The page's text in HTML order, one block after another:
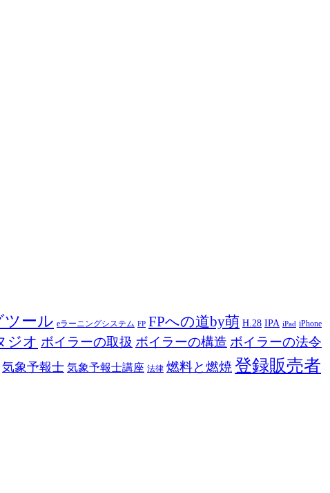
ツール eラーニングシステム FP FPへの道by萌 H.28 IPA iPad iPhone
ジオ ボイラーの取扱 ボイラーの構造 ボイラーの法令
気象予報士 気象予報士講座 法律 燃料と燃焼 登録販売者